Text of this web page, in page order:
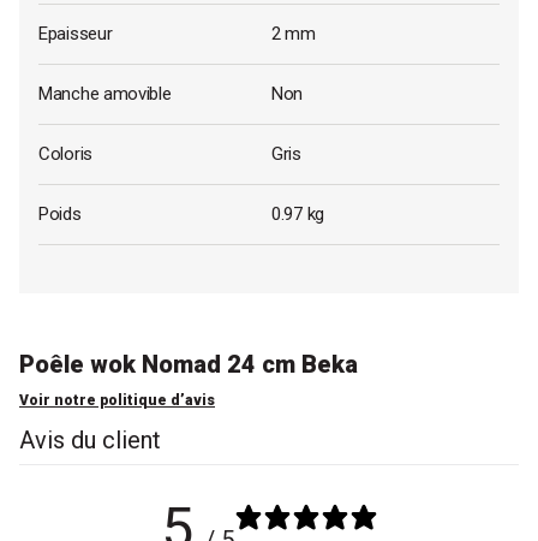
Epaisseur 2 mm
Manche amovible Non
Coloris Gris
Poids 0.97 kg
Poêle wok Nomad 24 cm Beka
Voir notre politique d’avis
Avis du client